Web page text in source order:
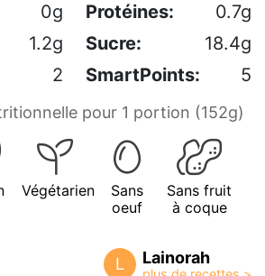
0g Protéines:
0.7g
1.2g Sucre:
18.4g
2 SmartPoints: 5
pour 1 portion (152g)
Végétarien
Sans
oeuf
Sans fruit
à coque
L Lainorah